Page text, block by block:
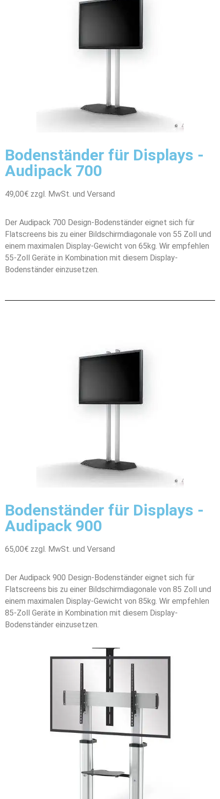
Bodenständer für Displays -
Audipack 700
49,00€ zzgl. MwSt. und Versand
Der Audipack 700 Design-Bodenständer eignet sich für
Flatscreens bis zu einer Bildschirmdiagonale von 55 Zoll und
einem maximalen Display-Gewicht von 65kg. Wir empfehlen
55-Zoll Geräte in Kombination mit diesem Display-
Bodenständer einzusetzen.
Bodenständer für Displays -
Audipack 900
65,00€ zzgl. MwSt. und Versand
Der Audipack 900 Design-Bodenständer eignet sich für
Flatscreens bis zu einer Bildschirmdiagonale von 85 Zoll und
einem maximalen Display-Gewicht von 85kg. Wir empfehlen
85-Zoll Geräte in Kombination mit diesem Display-
Bodenständer einzusetzen.